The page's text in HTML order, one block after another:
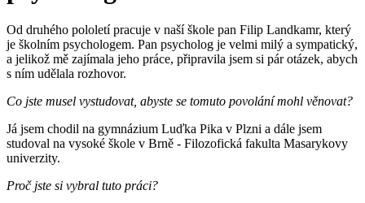
Od druhého pololetí pracuje v naší škole pan Filip Landkamr, který
je školním psychologem. Pan psycholog je velmi milý a sympatický,
a jelikož mě zajímala jeho práce, připravila jsem si pár otázek, abych
s ním udělala rozhovor.
Co jste musel vystudovat, abyste se tomuto povolání mohl věnovat?
Já jsem chodil na gymnázium Luďka Pika v Plzni a dále jsem
studoval na vysoké škole v Brně - Filozofická fakulta Masarykovy
univerzity.
Proč jste si vybral tuto práci?